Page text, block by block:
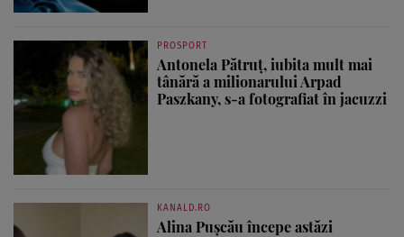
PROSPORT
Antonela Pătruț, iubita mult mai
tânără a milionarului Arpad
Paszkany, s-a fotografiat în jacuzzi
KANALD.RO
Alina Pușcău începe astăzi